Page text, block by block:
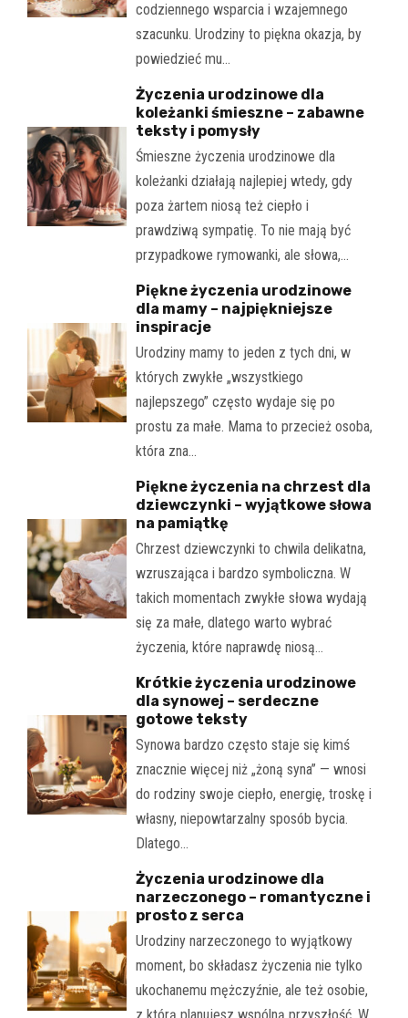
codziennego wsparcia i wzajemnego
szacunku. Urodziny to piękna okazja, by
powiedzieć mu…
Życzenia urodzinowe dla
koleżanki śmieszne – zabawne
teksty i pomysły
Śmieszne życzenia urodzinowe dla
koleżanki działają najlepiej wtedy, gdy
poza żartem niosą też ciepło i
prawdziwą sympatię. To nie mają być
przypadkowe rymowanki, ale słowa,…
Piękne życzenia urodzinowe
dla mamy – najpiękniejsze
inspiracje
Urodziny mamy to jeden z tych dni, w
których zwykłe „wszystkiego
najlepszego” często wydaje się po
prostu za małe. Mama to przecież osoba,
która zna…
Piękne życzenia na chrzest dla
dziewczynki – wyjątkowe słowa
na pamiątkę
Chrzest dziewczynki to chwila delikatna,
wzruszająca i bardzo symboliczna. W
takich momentach zwykłe słowa wydają
się za małe, dlatego warto wybrać
życzenia, które naprawdę niosą…
Krótkie życzenia urodzinowe
dla synowej – serdeczne
gotowe teksty
Synowa bardzo często staje się kimś
znacznie więcej niż „żoną syna” — wnosi
do rodziny swoje ciepło, energię, troskę i
własny, niepowtarzalny sposób bycia.
Dlatego…
Życzenia urodzinowe dla
narzeczonego – romantyczne i
prosto z serca
Urodziny narzeczonego to wyjątkowy
moment, bo składasz życzenia nie tylko
ukochanemu mężczyźnie, ale też osobie,